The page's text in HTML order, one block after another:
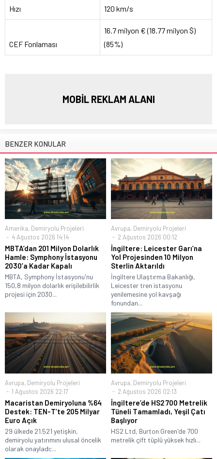
Hızı
120 km/s
CEF Fonlaması
16.7 milyon € (18.77 milyon $)
(85%)
MOBİL REKLAM ALANI
BENZER KONULAR
Amerika, Demiryolu Projeleri
4 Ağustos 2026 14:14
MBTA’dan 201 Milyon Dolarlık
Hamle: Symphony İstasyonu
2030’a Kadar Kapalı
MBTA, Symphony İstasyonu'nu
150,8 milyon dolarlık erişilebilirlik
projesi için 2030...
Avrupa, Demiryolu Projeleri
2 Ağustos 2026 00:12
İngiltere: Leicester Garı’na
Yol Projesinden 10 Milyon
Sterlin Aktarıldı
İngiltere Ulaştırma Bakanlığı,
Leicester tren istasyonu
yenilemesine yol kavşağı
fonundan...
Avrupa, Demiryolu Projeleri
1 Ağustos 2026 22:17
Macaristan Demiryoluna %64
Destek: TEN-T’te 205 Milyar
Euro Açık
29 ülkede 21.521 yetişkin,
demiryolu yatırımını ulusal öncelik
olarak onayladı;...
Avrupa, Demiryolu Projeleri
2 Ağustos 2026 02:13
İngiltere’de HS2 700 Metrelik
Tüneli Tamamladı, Yeşil Çatı
Başlıyor
HS2 Ltd, Burton Green'de 700
metrelik çift tüplü yüksek hızlı...